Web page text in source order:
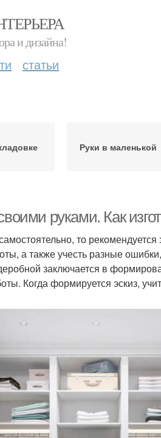
и дизайна!
статьи
Руки в маленькой
руками. Как
то
а также учесть разные
заключается в
Когда формируется эскиз,